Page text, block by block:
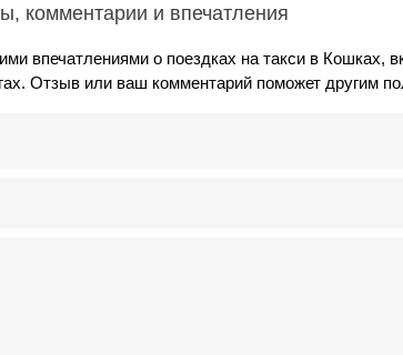
комментарии и впечатления
впечатлениями о поездках на такси в
Отзыв или ваш комментарий поможет другим